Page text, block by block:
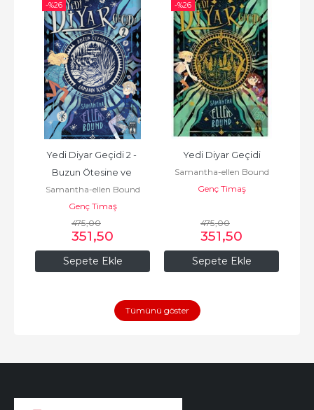
-%26
Sepete Ekle
Yedi Diyar Geçidi 2 -
Buzun Ötesine ve
Ormanın İçine
Samantha-ellen Bound
Genç Timaş
475,00
351,50
-%26
Sepete Ekle
Yedi Diyar Geçidi
Samantha-ellen Bound
Genç Timaş
475,00
351,50
Tümünü göster